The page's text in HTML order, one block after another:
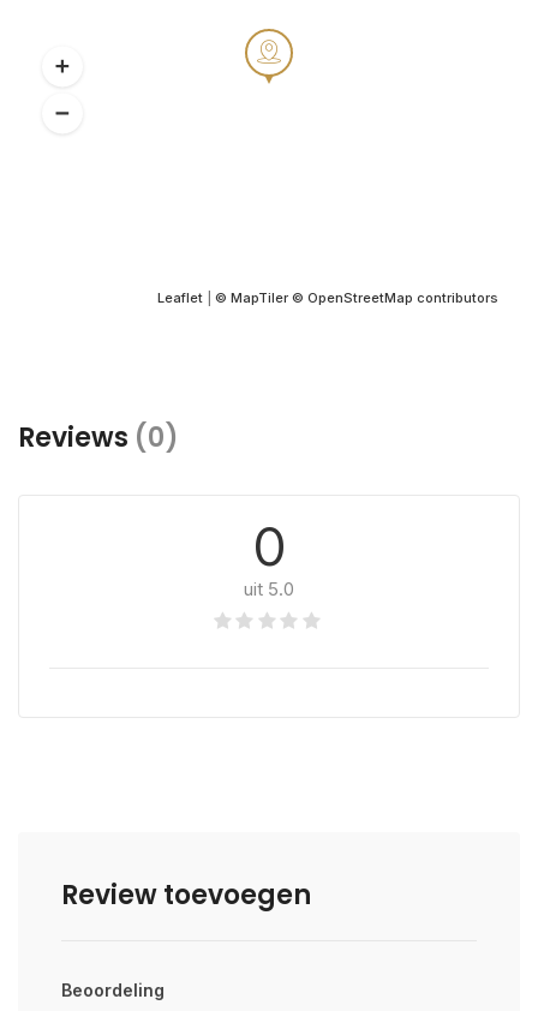
Leaflet © MapTiler © OpenStreetMap contributors
Reviews (0)
0
uit 5.0
Review toevoegen
Beoordeling